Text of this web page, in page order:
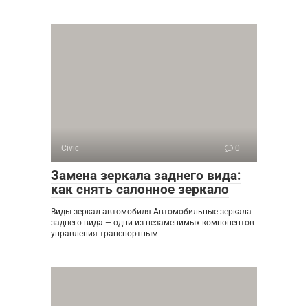
Civic 0
Замена зеркала заднего вида:
как снять салонное зеркало
Виды зеркал автомобиля Автомобильные зеркала
заднего вида — одни из незаменимых компонентов
управления транспортным